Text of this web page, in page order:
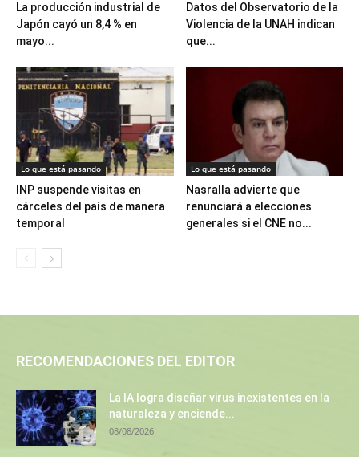
La producción industrial de
Japón cayó un 8,4 % en
mayo...
Datos del Observatorio de la
Violencia de la UNAH indican
que...
Lo que está pasando
INP suspende visitas en
cárceles del país de manera
temporal
Lo que está pasando
Nasralla advierte que
renunciará a elecciones
generales si el CNE no...
RECOMENDACIONES DEL EDITOR
La IA logra diseñar virus inexistentes en la
naturaleza y enciende...
08/08/2026